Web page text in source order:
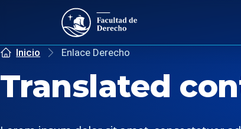
Inicio Enlace Derecho
Translated